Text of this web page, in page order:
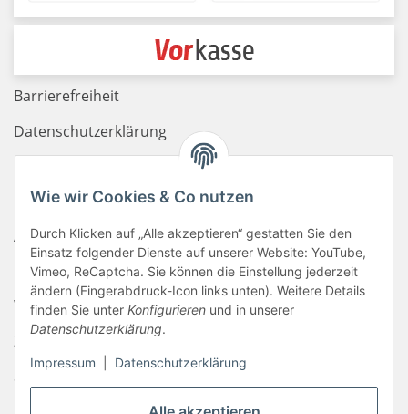
Wie wir Cookies & Co nutzen
Durch Klicken auf „Alle akzeptieren“ gestatten Sie den
Einsatz folgender Dienste auf unserer Website: YouTube,
Vimeo, ReCaptcha. Sie können die Einstellung jederzeit
ändern (Fingerabdruck-Icon links unten). Weitere Details
finden Sie unter Konfigurieren und in unserer
Datenschutzerklärung.
Impressum Datenschutzerklärung
Barrierefreiheit
Datenschutzerklärung
Newsletter
AGB
Kontakt
Widerrufsrecht
Zahlungsinformationen
Sitemap